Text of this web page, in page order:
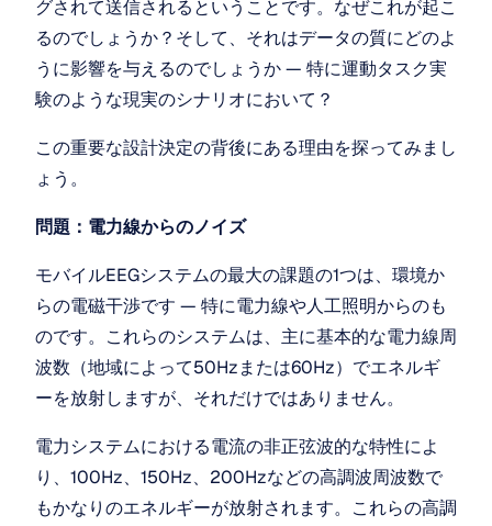
グされて送信されるということです。なぜこれが起こ
るのでしょうか？そして、それはデータの質にどのよ
うに影響を与えるのでしょうか — 特に運動タスク実
験のような現実のシナリオにおいて？
この重要な設計決定の背後にある理由を探ってみまし
ょう。
問題：電力線からのノイズ
モバイルEEGシステムの最大の課題の1つは、環境か
らの電磁干渉です — 特に電力線や人工照明からのも
のです。これらのシステムは、主に基本的な電力線周
波数（地域によって50Hzまたは60Hz）でエネルギ
ーを放射しますが、それだけではありません。
電力システムにおける電流の非正弦波的な特性によ
り、100Hz、150Hz、200Hzなどの高調波周波数で
もかなりのエネルギーが放射されます。これらの高調